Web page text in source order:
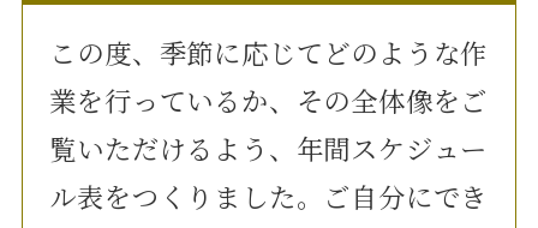
この度、季節に応じてどのような作
業を行っているか、その全体像をご
覧いただけるよう、年間スケジュー
ル表をつくりました。ご自分にでき